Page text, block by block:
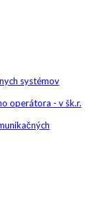
systémov
operátora - v šk.r.